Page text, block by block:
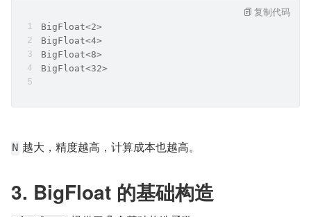
BigFloat<2>
BigFloat<4>
BigFloat<8>
BigFloat<32>
复制代码
N 越大，精度越高，计算成本也越高。
3. BigFloat 的基础构造